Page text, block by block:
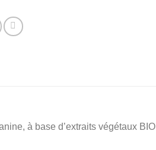
à base d’extraits végétaux BIO